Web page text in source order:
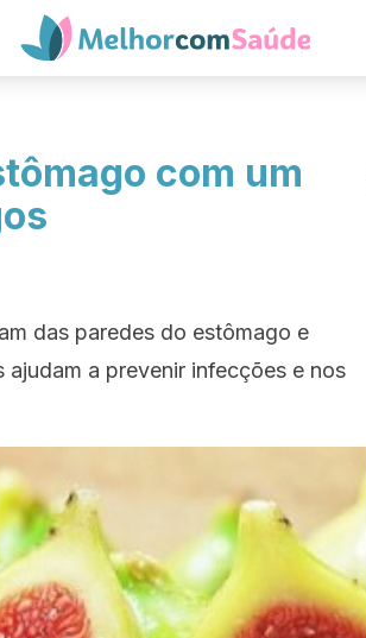
com um
das paredes do estômago e
a prevenir infecções e nos